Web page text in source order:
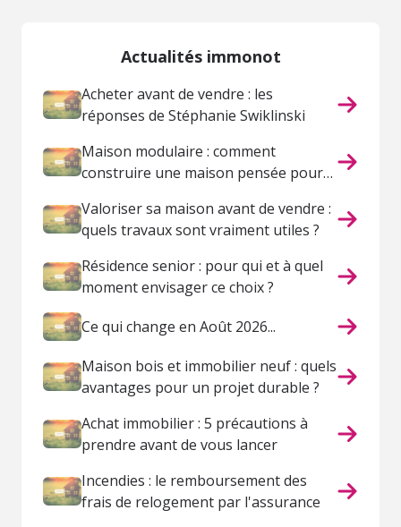
Actualités immonot
Acheter avant de vendre : les
réponses de Stéphanie Swiklinski
Maison modulaire : comment
construire une maison pensée pour
Valoriser sa maison avant de vendre :
quels travaux sont vraiment utiles ?
Résidence senior : pour qui et à quel
moment envisager ce choix ?
Ce qui change en Août 2026...
Maison bois et immobilier neuf : quels
avantages pour un projet durable ?
Achat immobilier : 5 précautions à
prendre avant de vous lancer
Incendies : le remboursement des
frais de relogement par l'assurance